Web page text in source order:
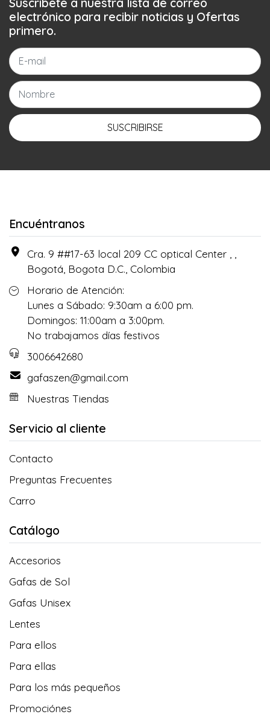
electrónico para recibir noticias y Ofertas
primero.
SUSCRIBIRSE
Encuéntranos
Cra. 9 ##17-63 local 209 CC optical Center , ,
Bogotá, Bogota D.C., Colombia
Horario de Atención:
Lunes a Sábado: 9:30am a 6:00 pm.
Domingos: 11:00am a 3:00pm.
No trabajamos días festivos
3006642680
gafaszen@gmail.com
Nuestras Tiendas
Servicio al cliente
Contacto
Preguntas Frecuentes
Carro
Catálogo
Accesorios
Gafas de Sol
Gafas Unisex
Lentes
Para ellos
Para ellas
Para los más pequeños
Promociónes